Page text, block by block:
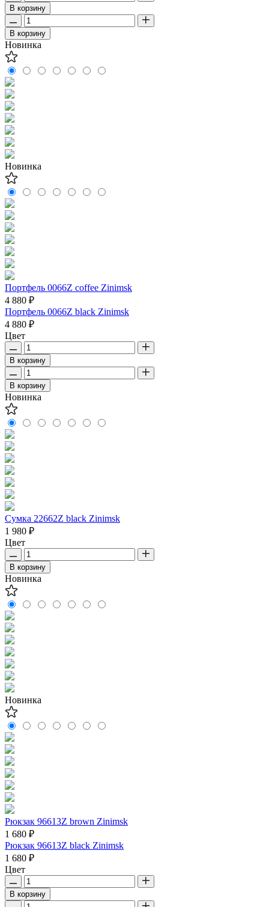
В корзину
В корзину
Новинка
Новинка
Портфель 0066Z coffee Zinimsk
4 880 ₽
Портфель 0066Z black Zinimsk
4 880 ₽
Цвет
В корзину
В корзину
Новинка
Сумка 22662Z black Zinimsk
1 980 ₽
Цвет
В корзину
Новинка
Новинка
Рюкзак 96613Z brown Zinimsk
1 680 ₽
Рюкзак 96613Z black Zinimsk
1 680 ₽
Цвет
В корзину